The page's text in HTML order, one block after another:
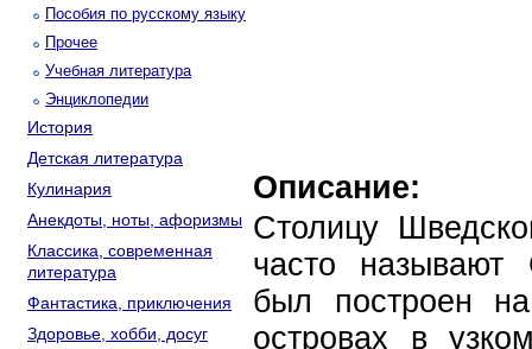
Пособия по русскому языку
Прочее
Учебная литература
Энциклопедии
История
Детская литература
Кулинария
Анекдоты, ноты, афоризмы
Классика, современная
литература
Фантастика, приключения
Здоровье, хобби, досуг
Описание:
Столицу
часто называют
был построен
островах в